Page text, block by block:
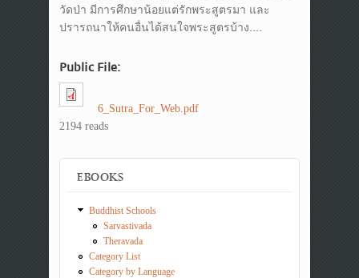
วัดป่า มีการศึกษาน้อยแต่รักพระสูตรมา และ
ปรารถนาให้คนอื่นได้สนใจพระสูตรบ้าง....
Public File:
6_Sutra_For_Web.pdf
2194 reads
EBOOKS
Buddhist Schools
Sarvastivada
Theravada
Category List
Category by Language